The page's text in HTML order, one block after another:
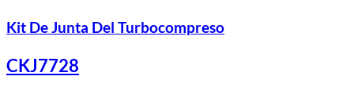
Kit De Junta Del Turbocompreso
CKJ7728